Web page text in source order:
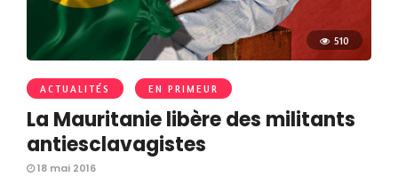
510
ACTUALITÉS EN PRIMEUR
La Mauritanie libère des militants
antiesclavagistes
18 mai 2016